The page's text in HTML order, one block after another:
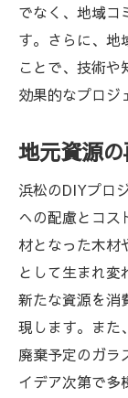
でなく、地域コ
す。さらに、地
ことで、技術や
効果的なプロジ
地元資源
浜松のDIYプロ
への配慮とコス
材となった木材
として生まれ変
新たな資源を消
現します。また
廃棄予定のガラ
イデア次第で多